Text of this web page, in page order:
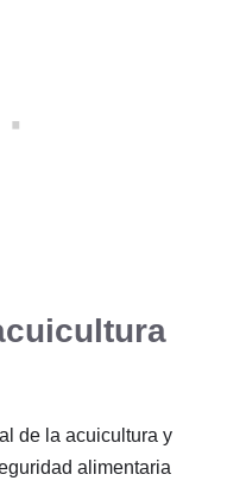
de la acuicultura y
alimentaria